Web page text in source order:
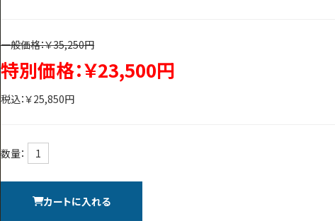
一般価格：￥35,250円
特別価格：￥23,500円
税込：￥25,850円
数量：
カートに入れる